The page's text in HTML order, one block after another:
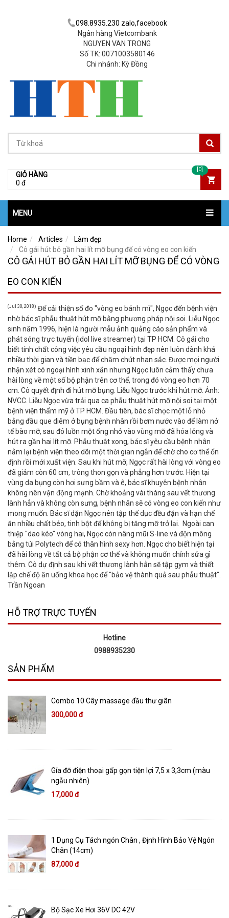
098.8935.230 zalo,facebook
Ngân hàng Vietcombank
NGUYEN VAN TRONG
Số TK: 0071003580146
Chi nhánh: Kỳ Đồng
GIỎ HÀNG
0 đ
[0]
MENU
Home Articles
Làm đẹp
Cô gái hút bỏ gần hai lít mỡ bụng để có vòng eo con kiến
CÔ GÁI HÚT BỎ GẦN HAI LÍT MỠ BỤNG ĐỂ CÓ VÒNG
EO CON KIẾN
(Jul 30, 2018) Để cải thiện số đo "vòng eo bánh mì", Ngọc đến bệnh viện
nhờ bác sĩ phẫu thuật hút mỡ bằng phương pháp nội soi. Liễu Ngọc
sinh năm 1996, hiện là người mẫu ảnh quảng cáo sản phẩm và
phát sóng trực tuyến (idol live streamer) tại TP HCM. Cô gái cho
biết tính chất công việc yêu cầu ngoại hình đẹp nên luôn dành khá
nhiều thời gian và tiền bạc để chăm chút nhan sắc. Được mọi người
nhận xét có ngoại hình xinh xắn nhưng Ngọc luôn cảm thấy chưa
hài lòng về một số bộ phận trên cơ thể, trong đó vòng eo hơn 70
cm. Cô quyết định đi hút mỡ bụng. Liễu Ngọc trước khi hút mỡ. Ảnh:
NVCC. Liễu Ngọc vừa trải qua ca phẫu thuật hút mỡ nội soi tại một
bệnh viện thẩm mỹ ở TP HCM. Đầu tiên, bác sĩ chọc một lỗ nhỏ
bằng đầu que diêm ở bụng bệnh nhân rồi bơm nước vào để làm nở
tế bào mỡ, sau đó luồn một ống nhỏ vào vùng mỡ đã hóa lỏng và
hút ra gần hai lít mỡ. Phẫu thuật xong, bác sĩ yêu cầu bệnh nhân
nằm lại bệnh viện theo dõi một thời gian ngắn để chờ cho cơ thể ổn
định rồi mới xuất viện. Sau khi hút mỡ, Ngọc rất hài lòng với vòng eo
đã giảm còn 60 cm, trông thon gọn và phẳng hơn trước. Hiện tại
vùng da bụng còn hơi sưng bầm và ê, bác sĩ khuyên bệnh nhân
không nên vận động mạnh. Chờ khoảng vài tháng sau vết thương
lành hẳn và không còn sưng, bệnh nhân sẽ có vòng eo con kiến như
mong muốn. Bác sĩ dặn Ngọc nên tập thể dục đều đặn và hạn chế
ăn nhiều chất béo, tinh bột để không bị tăng mỡ trở lại. Ngoài can
thiệp "dao kéo" vòng hai, Ngọc còn nâng mũi S-line và độn mông
bằng túi Polytech để có thân hình sexy hơn. Ngọc cho biết hiện tại
đã hài lòng về tất cả bộ phận cơ thể và không muốn chỉnh sửa gì
thêm. Cô dự định sau khi vết thương lành hẳn sẽ tập gym và thiết
lập chế độ ăn uống khoa học để "bảo vệ thành quả sau phẫu thuật".
Trần Ngoan
HỖ TRỢ TRỰC TUYẾN
Hotline
0988935230
SẢN PHẨM
Combo 10 Cây massage đầu thư giãn
300,000 đ
Gía đỡ điện thoại gấp gọn tiện lợi 7,5 x 3,3cm (màu
ngẫu nhiên)
17,000 đ
1 Dụng Cụ Tách ngón Chân , Định Hình Bảo Vệ Ngón
Chân (14cm)
87,000 đ
Bộ Sạc Xe Hơi 36V DC 42V